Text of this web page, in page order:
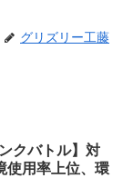
グリズリー工藤
クバトル】対
使用率上位、環